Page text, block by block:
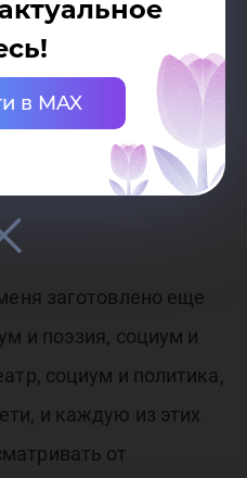
в MAX
писателя и
мне кандидатуры
на следующее
заготовлено еще
и поэзия, социум и
социум и политика,
и каждую из этих
от